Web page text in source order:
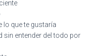
que te gustaría
sin entender del todo por